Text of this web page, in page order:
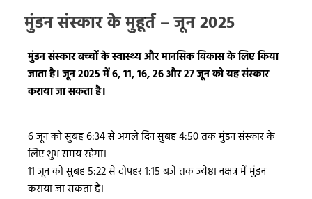
मुंडन संस्कार के मुहूर्त – जून 2025
मुंडन संस्कार बच्चों के स्वास्थ्य और मानसिक विकास के लिए किया
जाता है। जून 2025 में 6, 11, 16, 26 और 27 जून को यह संस्कार
कराया जा सकता है।
6 जून को सुबह 6:34 से अगले दिन सुबह 4:50 तक मुंडन संस्कार के
लिए शुभ समय रहेगा।
11 जून को सुबह 5:22 से दोपहर 1:15 बजे तक ज्येष्ठा नक्षत्र में मुंडन
कराया जा सकता है।